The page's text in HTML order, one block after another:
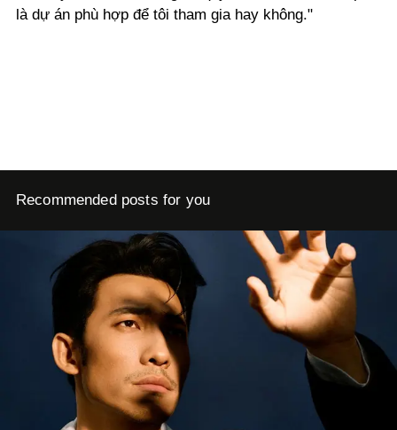
là dự án phù hợp để tôi tham gia hay không."
Recommended posts for you